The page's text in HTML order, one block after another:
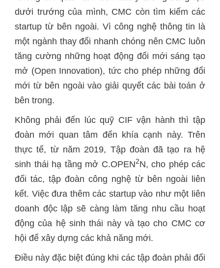
dưới trướng của mình, CMC còn tìm kiếm các
startup từ bên ngoài. Vì công nghệ thông tin là
một ngành thay đổi nhanh chóng nên CMC luôn
tăng cường những hoạt động đổi mới sáng tạo
mở (Open Innovation), tức cho phép những đổi
mới từ bên ngoài vào giải quyết các bài toán ở
bên trong.
Không phải đến lúc quỹ CIF vận hành thì tập
đoàn mới quan tâm đến khía cạnh này. Trên
thực tế, từ năm 2019, Tập đoàn đã tạo ra hệ
sinh thái hạ tầng mở C.OPEN2N, cho phép các
đối tác, tập đoàn công nghệ từ bên ngoài liên
kết. Việc đưa thêm các startup vào như một liên
doanh độc lập sẽ càng làm tăng nhu cầu hoạt
động của hệ sinh thái này và tạo cho CMC cơ
hội để xây dựng các khả năng mới.
Điều này đặc biệt đúng khi các tập đoàn phải đối